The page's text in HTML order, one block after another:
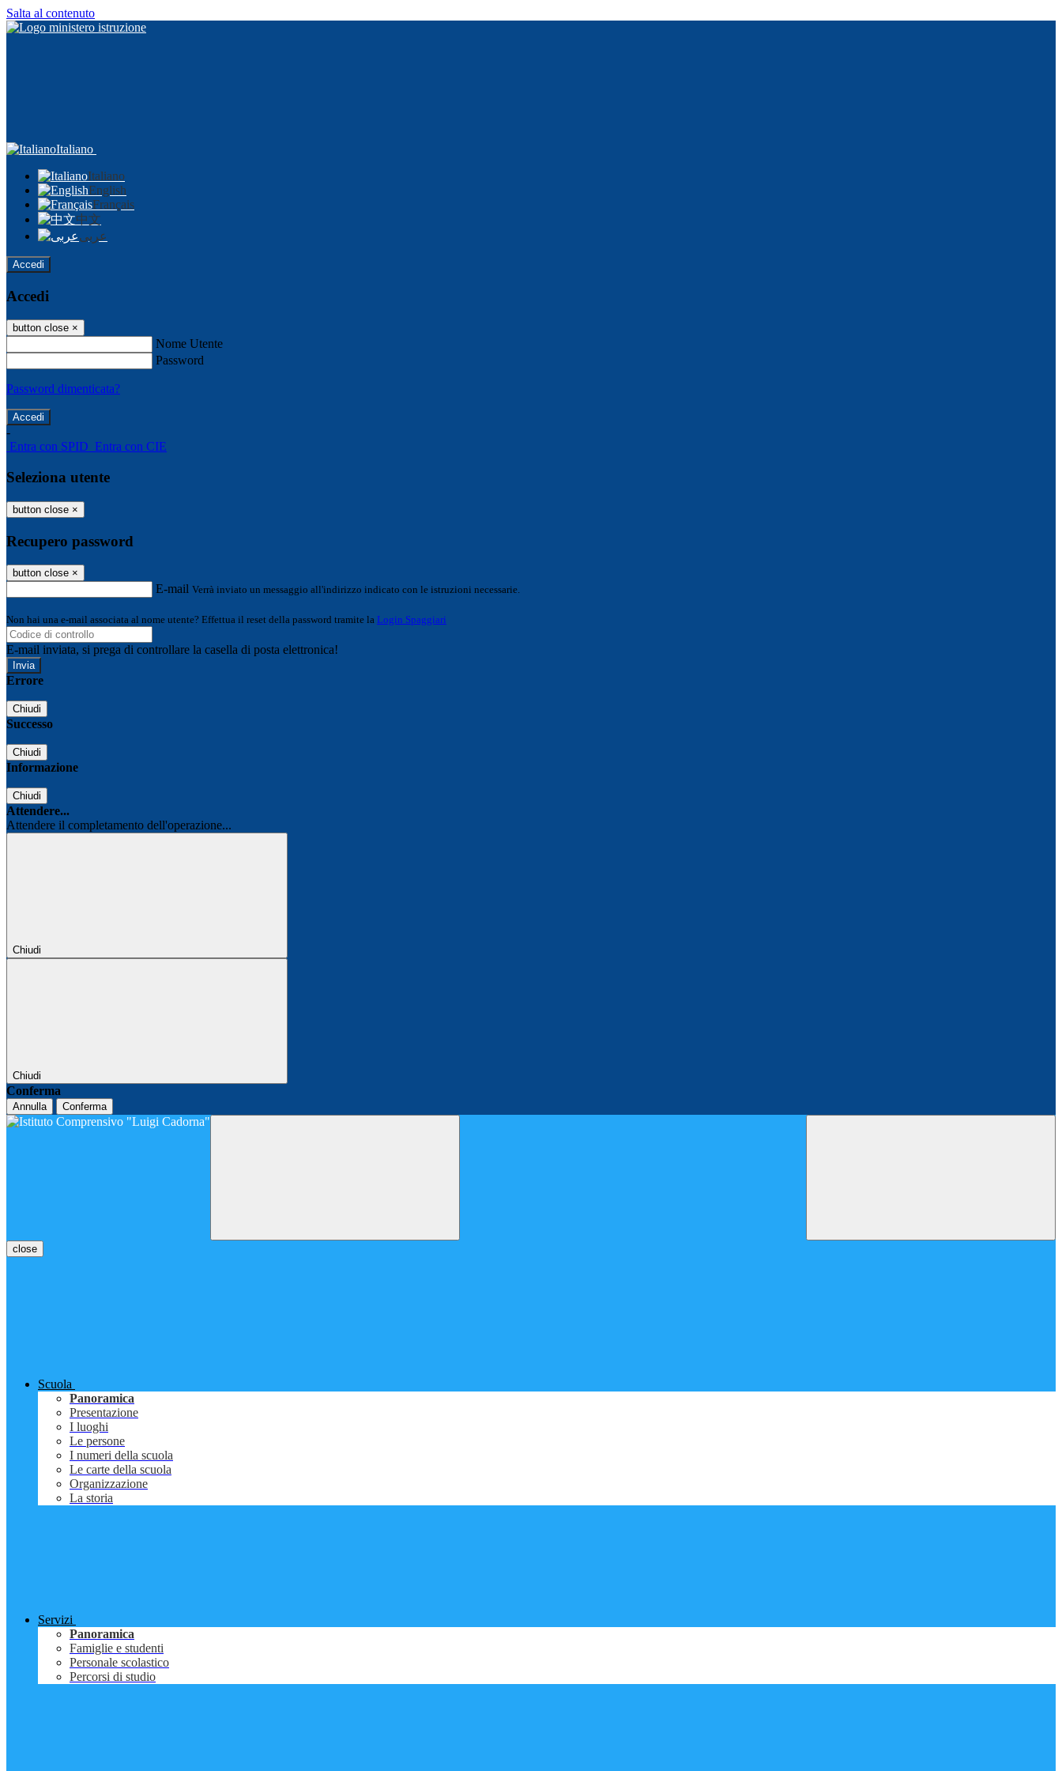
Salta al contenuto
Italiano
Italiano
English
Français
中文
عربى
Accedi
Accedi
button close ×
Nome Utente
Password
Password dimenticata?
-
Entra con SPID Entra con CIE
Seleziona utente
button close ×
Recupero password
button close ×
E-mail Verrà inviato un messaggio all'indirizzo indicato con le istruzioni necessarie.
Non hai una e-mail associata al nome utente? Effettua il reset della password tramite la Login Spaggiari
E-mail inviata, si prega di controllare la casella di posta elettronica!
Errore
Chiudi
Successo
Chiudi
Informazione
Chiudi
Attendere...
Attendere il completamento dell'operazione...
Chiudi
Chiudi
Conferma
Annulla Conferma
close
Scuola
Panoramica
Presentazione
I luoghi
Le persone
I numeri della scuola
Le carte della scuola
Organizzazione
La storia
Servizi
Panoramica
Famiglie e studenti
Personale scolastico
Percorsi di studio